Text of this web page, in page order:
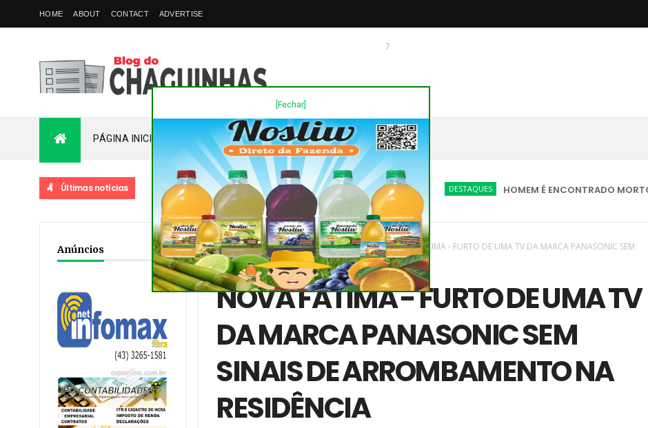
HOME ABOUT CONTACT ADVERTISE
7
PÁGINA INICIAL PLANTÃO FALE COM O CHAGUINHAS
Últimas notícias DESTAQUES HOMEM É ENCONTRADO MORTO EM VIA
Anúncios Home/Destaques/Novas/Plantão Policia/NOVA FÁTIMA - FURTO DE UMA TV DA MARCA PANASONIC SEM
SINAIS DE ARROMBAMENTO NA RESIDÊNCIA
NOVA FÁTIMA - FURTO DE UMA TV
DA MARCA PANASONIC SEM
SINAIS DE ARROMBAMENTO NA
RESIDÊNCIA